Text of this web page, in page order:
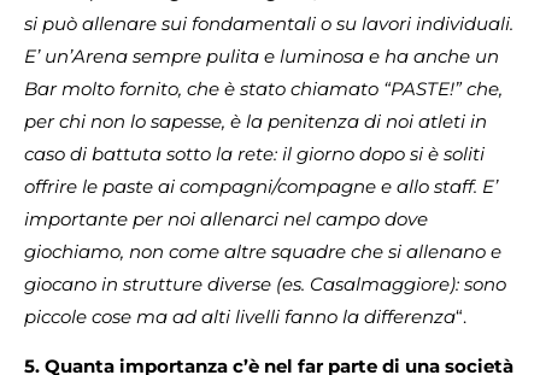
si può allenare sui fondamentali o su lavori individuali.
E’ un’Arena sempre pulita e luminosa e ha anche un
Bar molto fornito, che è stato chiamato “PASTE!” che,
per chi non lo sapesse, è la penitenza di noi atleti in
caso di battuta sotto la rete: il giorno dopo si è soliti
offrire le paste ai compagni/compagne e allo staff. E’
importante per noi allenarci nel campo dove
giochiamo, non come altre squadre che si allenano e
giocano in strutture diverse (es. Casalmaggiore): sono
piccole cose ma ad alti livelli fanno la differenza“.
5. Quanta importanza c’è nel far parte di una società